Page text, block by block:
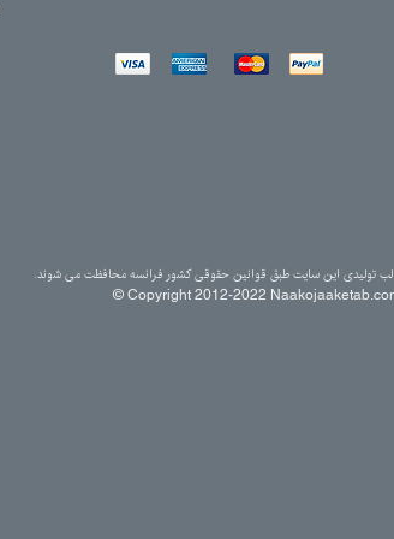
تولیدی این سایت طبق قوانین حقوقی کشور فرانسه محافظت می شوند.
© Copyright 2012-2022